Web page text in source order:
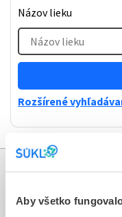
Aby všetko
Názov lieku
Názov lieku
Rozšírené